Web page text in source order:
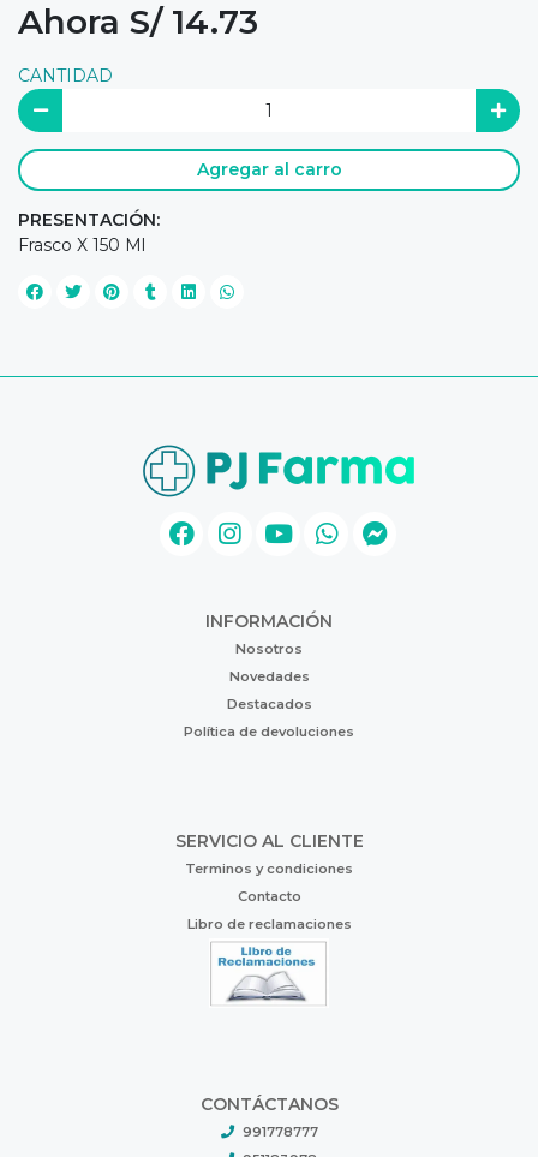
Ahora S/ 14.73
CANTIDAD
Agregar al carro
PRESENTACIÓN:
Frasco X 150 Ml
INFORMACIÓN
Nosotros
Novedades
Destacados
Política de devoluciones
SERVICIO AL CLIENTE
Terminos y condiciones
Contacto
Libro de reclamaciones
CONTÁCTANOS
991778777